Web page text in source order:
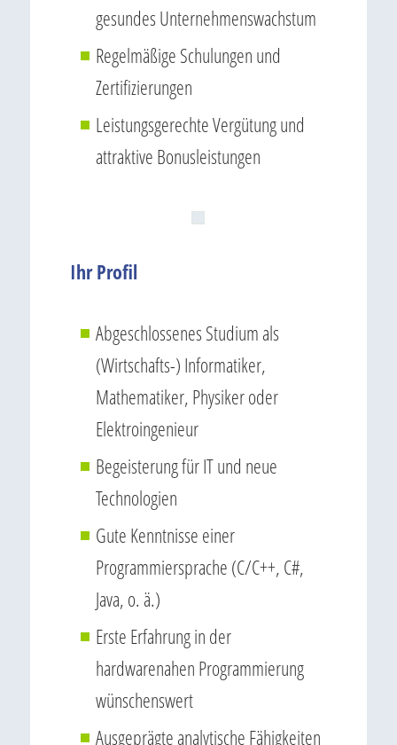
gesundes Unternehmenswachstum
Regelmäßige Schulungen und
Zertifizierungen
Leistungsgerechte Vergütung und
attraktive Bonusleistungen
Ihr Profil
Abgeschlossenes Studium als
(Wirtschafts-) Informatiker,
Mathematiker, Physiker oder
Elektroingenieur
Begeisterung für IT und neue
Technologien
Gute Kenntnisse einer
Programmiersprache (C/C++, C#,
Java, o. ä.)
Erste Erfahrung in der
hardwarenahen Programmierung
wünschenswert
Ausgeprägte analytische Fähigkeiten